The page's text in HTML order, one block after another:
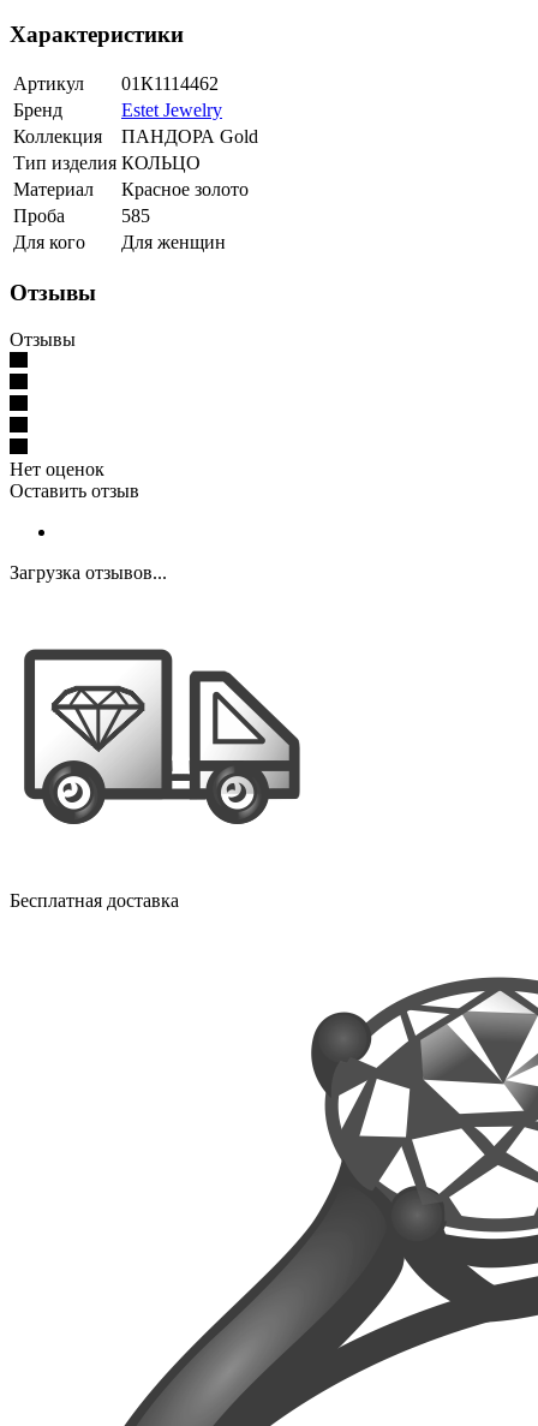
Характеристики
Артикул
01К1114462
Бренд
Estet Jewelry
Коллекция
ПАНДОРА Gold
Тип изделия КОЛЬЦО
Материал
Красное золото
Проба
585
Для кого
Для женщин
Отзывы
Отзывы
Нет оценок
Оставить отзыв
Загрузка отзывов...
Бесплатная доставка